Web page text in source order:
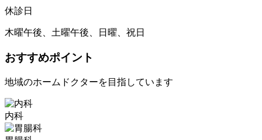
休診日
木曜午後、土曜午後、日曜、祝日
おすすめポイント
地域のホームドクターを目指しています
内科